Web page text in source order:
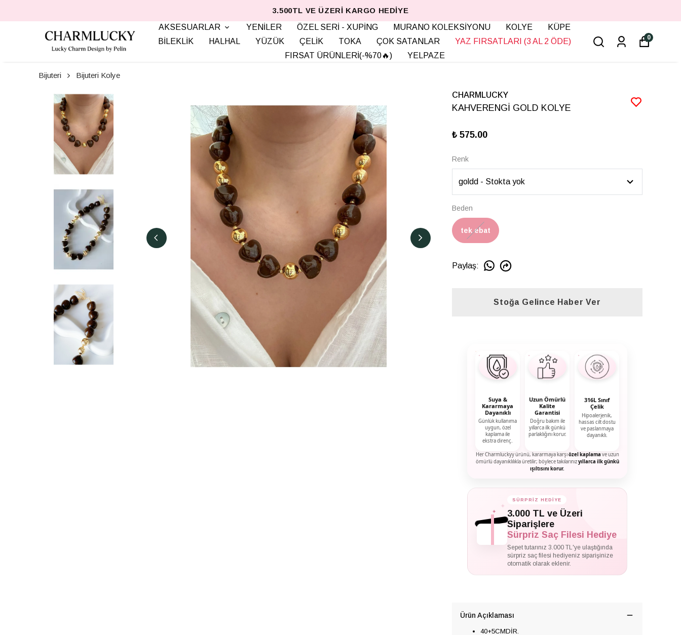
3.500TL VE ÜZERI KARGO HEDIYE
AKSESUARLAR
YENİLER ÖZEL SERİ - XUPİNG MURANO KOLEKSİYONU KOLYE
KÜPE
BİLEKLİK
HALHAL YÜZÜK ÇELİK TOKA ÇOK SATANLAR
YAZ FIRSATLARI (3 AL 2 ÖDE)
FIRSAT ÜRÜNLERİ(-%70🔥)
YELPAZE
0
Bijuteri Bijuteri Kolye
CHARMLUCKY
KAHVERENGİ GOLD KOLYE
₺ 575.00
Renk
Beden
tek ebat
Paylaş:
Stoğa Gelince Haber Ver
Suya &
Kararmaya
Dayanıklı
Günlük kullanıma
uygun, özel
kaplama ile
ekstra direnç.
Uzun Ömürlü
Kalite
Garantisi
Doğru bakım ile
yıllarca ilk günkü
parlaklığını korur.
316L Sınıf
Çelik
Hipoalerjenik,
hassas cilt dostu
ve paslanmaya
dayanıklı.
Her Charmluckyy ürünü, kararmaya karşıözel kaplama ve uzun
ömürlü dayanıklılıkla üretilir; böylece takılarınızyıllarca ilk günkü
ışıltısını korur.
✦
✦
SÜRPRİZ HEDİYE
3.000 TL ve Üzeri
Siparişlere
Sürpriz Saç Filesi Hediye
Sepet tutarınız 3.000 TL'ye ulaştığında
sürpriz saç filesi hediyeniz siparişinize
otomatik olarak eklenir.
Ürün Açıklaması
40+5CMDİR.